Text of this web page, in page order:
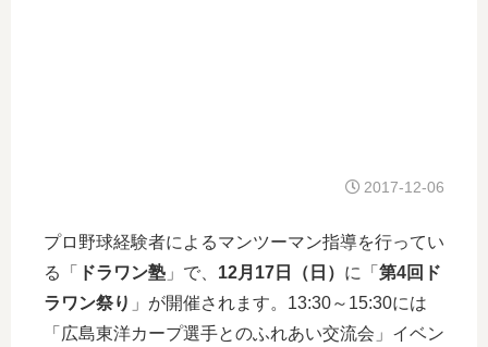
2017-12-06
プロ野球経験者によるマンツーマン指導を行ってい
る「
ドラワン塾 」で、 12月17日（日） に「 第4回ド
ラワン祭り 」が開催されます。13:30～15:30には
「広島東洋カープ選手とのふれあい交流会」イベン